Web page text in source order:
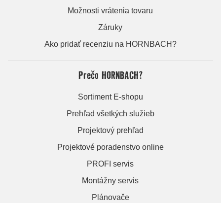
Možnosti vrátenia tovaru
Záruky
Ako pridať recenziu na HORNBACH?
Prečo HORNBACH?
Sortiment E-shopu
Prehľad všetkých služieb
Projektový prehľad
Projektové poradenstvo online
PROFI servis
Montážny servis
Plánovače